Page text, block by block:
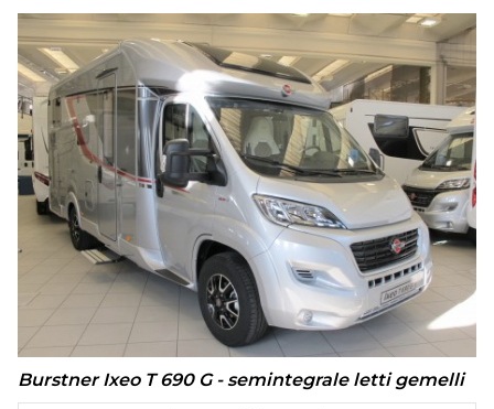
Burstner Ixeo T 690 G - semintegrale letti gemelli